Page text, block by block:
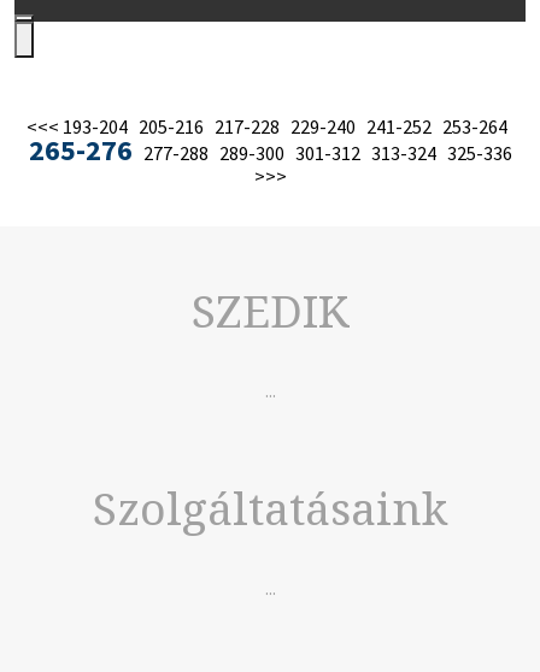
<<< 193-204 205-216 217-228 229-240 241-252 253-264
265-276 277-288 289-300 301-312 313-324 325-336
>>>
SZEDIK
...
Szolgáltatásaink
...